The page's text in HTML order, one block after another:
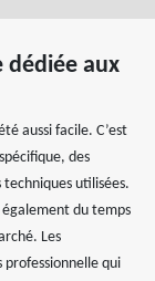
dédiée aux
aussi facile. C’est
des
utilisées.
du temps
Les
qui